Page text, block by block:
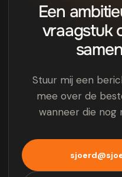
Een
vraagstuk
Stuur mij een
mee over de
wanneer die nog